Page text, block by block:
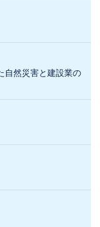
自然災害と建設業の